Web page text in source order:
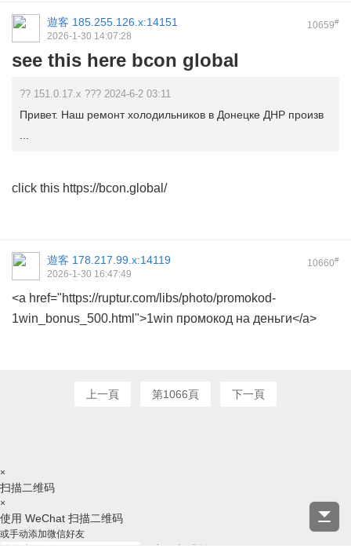
10659#
遊客 185.255.126.x:14151
2026-1-30 14:07:28
see this here bcon global
?? 151.0.17.x ??? 2024-6-2 03:11
Привет. Наш ремонт холодильников в Донецке ДНР произв
click this https://bcon.global/
10660#
遊客 178.217.99.x:14119
2026-1-30 16:47:49
<a href="https://ruptur.com/libs/photo/promokod-
1win_bonus_500.html">1win промокод на деньги</a>
上一頁 第1066頁 下一頁
×
扫描二维码
×
使用 WeChat 扫描二维码
或手动添加微信好友